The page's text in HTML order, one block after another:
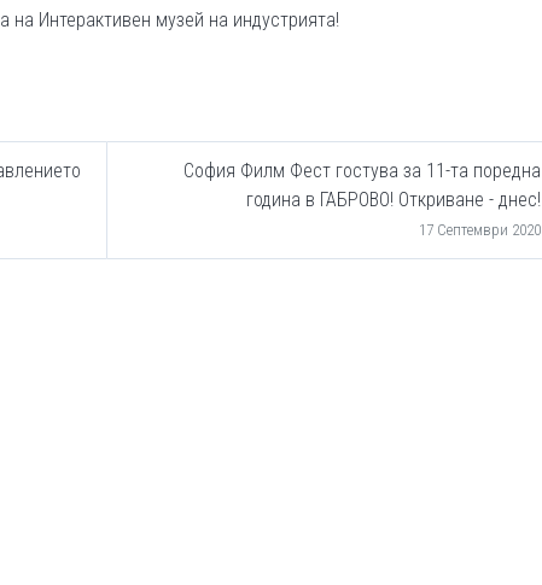
Интерактивен музей на индустрията!
София Филм Фест гостува за 11-та поредна
година в ГАБРОВО! Откриване - днес!
17 Септември 2020